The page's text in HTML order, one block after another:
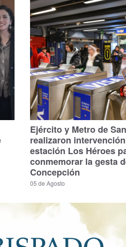
Ejército y Metro de
realizaron
estación Los Héroes
conmemorar la gesta
Concepción
05 de Agosto